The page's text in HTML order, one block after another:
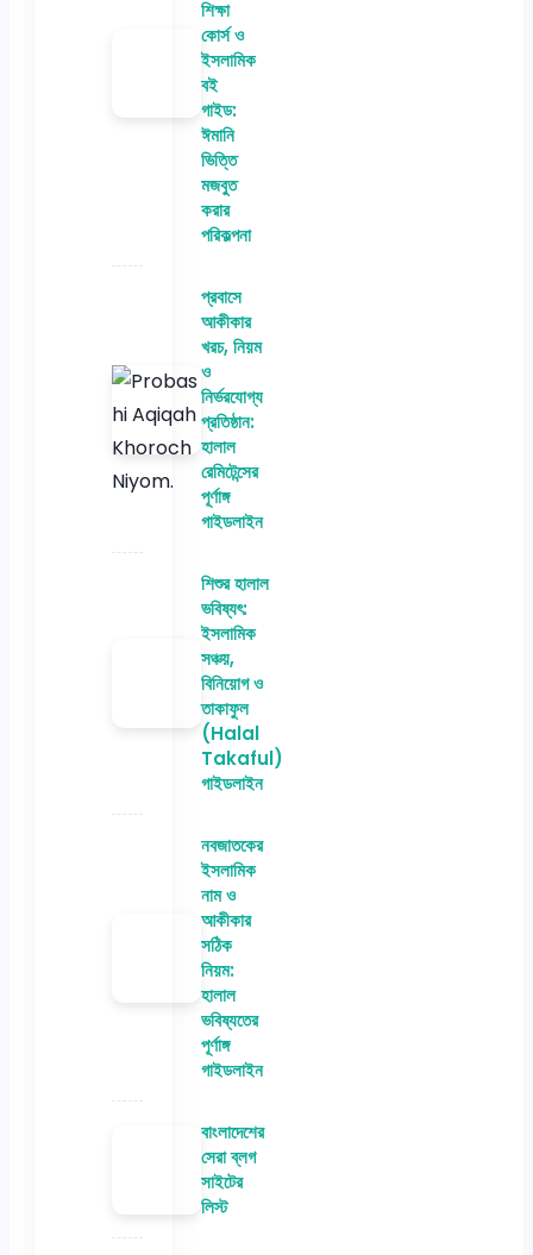
শিক্ষা
কোর্স ও
ইসলামিক
বই
গাইড:
ঈমানি
ভিত্তি
মজবুত
করার
পরিকল্পনা
প্রবাসে
আকীকার
খরচ, নিয়ম
ও
নির্ভরযোগ্য
প্রতিষ্ঠান:
হালাল
রেমিটেন্সের
পূর্ণাঙ্গ
গাইডলাইন
শিশুর হালাল
ভবিষ্যৎ:
ইসলামিক
সঞ্চয়,
বিনিয়োগ ও
তাকাফুল
(Halal
Takaful)
গাইডলাইন
নবজাতকের
ইসলামিক
নাম ও
আকীকার
সঠিক
নিয়ম:
হালাল
ভবিষ্যতের
পূর্ণাঙ্গ
গাইডলাইন
বাংলাদেশের
সেরা ব্লগ
সাইটের
লিস্ট